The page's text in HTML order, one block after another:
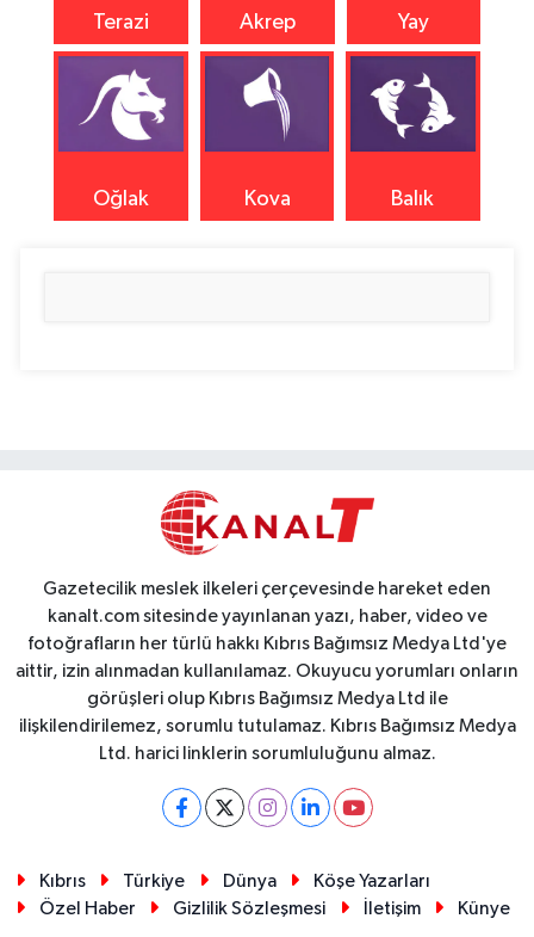
Terazi Akrep Yay
Oğlak Kova Balık
Gazetecilik meslek ilkeleri çerçevesinde hareket eden
kanalt.com sitesinde yayınlanan yazı, haber, video ve
fotoğrafların her türlü hakkı Kıbrıs Bağımsız Medya Ltd'ye
aittir, izin alınmadan kullanılamaz. Okuyucu yorumları onların
görüşleri olup Kıbrıs Bağımsız Medya Ltd ile
ilişkilendirilemez, sorumlu tutulamaz. Kıbrıs Bağımsız Medya
Ltd. harici linklerin sorumluluğunu almaz.
Kıbrıs Türkiye Dünya
Köşe Yazarları
Özel Haber
Gizlilik Sözleşmesi İletişim Künye